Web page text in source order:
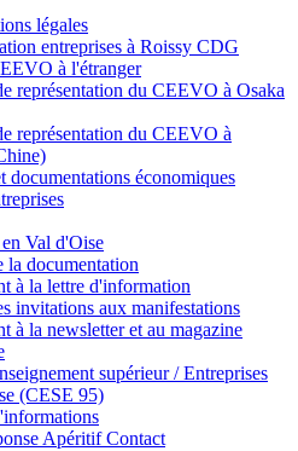
légales
entreprises à Roissy CDG
à l'étranger
représentation du CEEVO à Osaka
représentation du CEEVO à
documentations économiques
Val d'Oise
la documentation
à la lettre d'information
invitations aux manifestations
à la newsletter et au magazine
supérieur / Entreprises
(CESE 95)
Apéritif Contact